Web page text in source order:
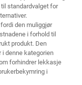
standardvalget for
den muliggjør
i forhold til
produkt. Den
i denne kategorien
forhindrer lekkasje
i